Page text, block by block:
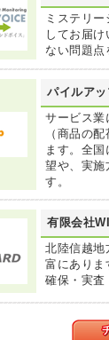
ミステリ
してお届
ない問題点
パイルア
サービス業
（商品の
ます。全
望や、実施
す。
有限会社
北陸信越地
富にありま
確保・実査